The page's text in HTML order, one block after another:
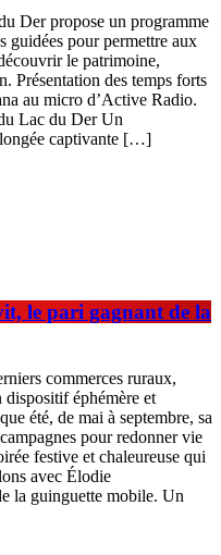
Der propose un programme
guidées pour permettre aux
le patrimoine,
Présentation des temps forts
au micro d’Active Radio.
Lac du Der Un
captivante […]
le pari gagnant de la
commerces ruraux,
dispositif éphémère et
été, de mai à septembre, sa
pour redonner vie
festive et chaleureuse qui
avec Élodie
la guinguette mobile. Un